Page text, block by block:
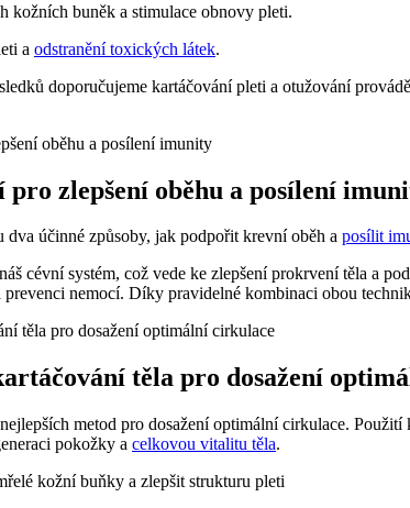
kožních buněk a stimulace obnovy pleti.
a odstranění toxických látek.
doporučujeme kartáčování pleti a otužování
pro zlepšení oběhu a posílení
dva účinné způsoby, jak podpořit krevní oběh a posílit
cévní systém, což vede ke zlepšení prokrvení těla a
nemocí. Díky pravidelné kombinaci obou
těla pro dosažení
metod pro dosažení optimální cirkulace.
pokožky a celkovou vitalitu těla.
kožní buňky a zlepšit strukturu pleti